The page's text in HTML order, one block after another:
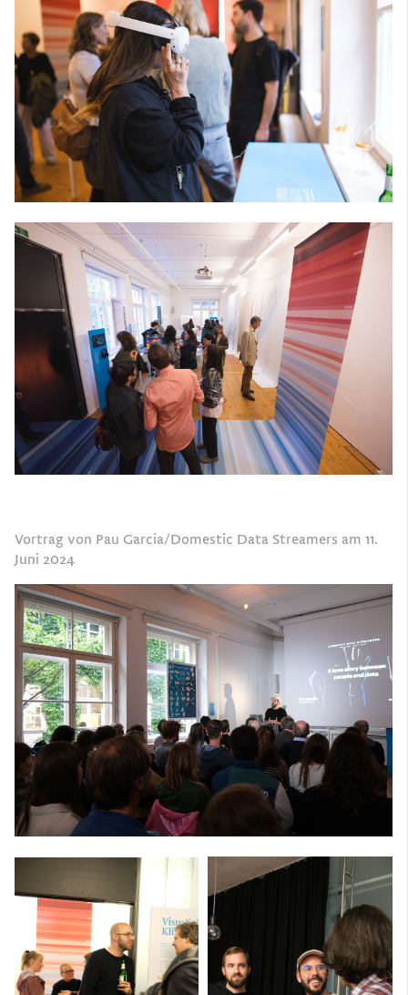
Vortrag von Pau Garcia/Domestic Data Streamers am 11.
Juni 2024